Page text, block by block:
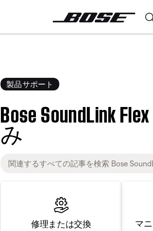
製品サポート
Bose SoundLink
み
修理または交換
マ